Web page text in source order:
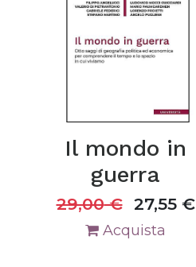
Il mondo in
guerra
29,00€ 27,55€
Acquista